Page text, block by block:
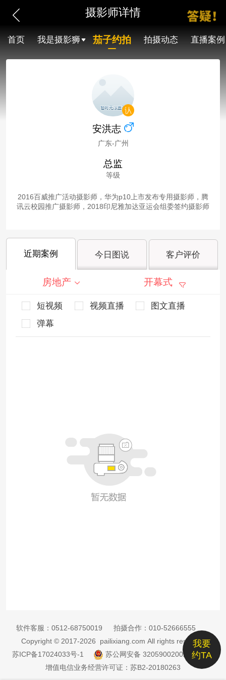
摄影师详情
首页 我是摄影狮 茄子约拍 拍摄动态 直播案例
安洪志
广东-广州
总监
等级
2016百威推广活动摄影师，华为p10上市发布专用摄影师，腾
讯云校园推广摄影师，2018印尼雅加达亚运会组委签约摄影师
近期案例 今日图说 客户评价
房地产 开幕式
短视频 视频直播
图文直播
弹幕
我要
约TA
软件客服： 0512-68750019 拍摄合作： 010-52666555
Copyright © 2017-2026 pailixiang.com All rights reserved
苏ICP备17024033号-1
苏公网安备 32059002002885号
增值电信业务经营许可证：苏B2-20180263